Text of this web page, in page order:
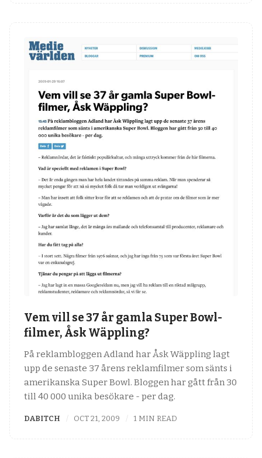
Vem vill se 37 år gamla Super Bowl-
filmer, Åsk Wäppling?
På reklambloggen Adland har Åsk Wäppling lagt
upp de senaste 37 årens reklamfilmer som sänts i
amerikanska Super Bowl. Bloggen har gått från 30
till 40 000 unika besökare - per dag.
DABITCH OCT 21, 2009 1 MIN READ